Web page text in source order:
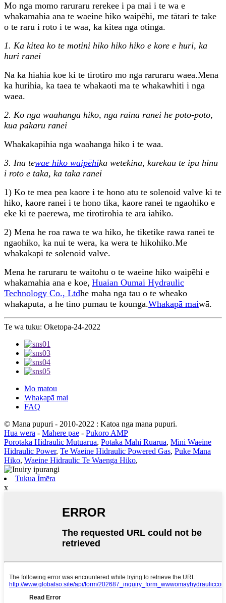
Mo nga momo raruraru rerekee i pa mai i te wa e
whakamahia ana te waeine hiko waipēhi, me tātari te take
o te raru i roto i te waa, ka kitea nga otinga.
1. Ka kitea ko te motini hiko hiko hiko e kore e huri, ka
huri ranei
Na ka hiahia koe ki te tirotiro mo nga raruraru waea.Mena
ka hurihia, ka taea te whakaoti ma te whakawhiti i nga
waea.
2. Ko nga waahanga hiko, nga raina ranei he poto-poto,
kua pakaru ranei
Whakakapihia nga waahanga hiko i te waa.
3. Ina tewae hiko waipēhika wetekina, karekau te ipu hinu
i roto e taka, ka taka ranei
1) Ko te mea pea kaore i te hono atu te solenoid valve ki te
hiko, kaore ranei i te hono tika, kaore ranei te ngaohiko e
eke ki te paerewa, me tirotirohia te ara iahiko.
2) Mena he roa rawa te wa hiko, he tiketike rawa ranei te
ngaohiko, ka nui te wera, ka wera te hikohiko.Me
whakakapi te solenoid valve.
Mena he raruraru te waitohu o te waeine hiko waipēhi e
whakamahia ana e koe, Huaian Oumai Hydraulic
Technology Co., Ltdhe maha nga tau o te wheako
whakaputa, a he tino pumau te kounga.Whakapā maiwā.
Te wa tuku: Oketopa-24-2022
Mo matou
Whakapā mai
FAQ
© Mana pupuri - 2010-2022 : Katoa nga mana pupuri.
Hua wera - Mahere pae - Pukoro AMP
Porotaka Hidraulic Mutuarua, Potaka Mahi Ruarua, Mini Waeine
Hidraulic Power, Te Waeine Hidraulic Powered Gas, Puke Mana
Hiko, Waeine Hidraulic Te Waenga Hiko,
Tukua Īmēra
x